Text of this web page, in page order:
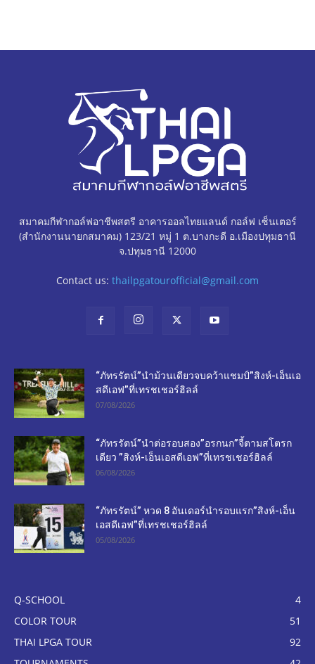
สมาคมกีฬากอล์ฟอาชีพสตรี อาคารออลไทยแลนด์ กอล์ฟ เซ็นเตอร์
(สำนักงานนายกสมาคม) 123/21 หมู่ 1 ต.บางกะดี อ.เมืองปทุมธานี
จ.ปทุมธานี 12000
Contact us: thailpgatourofficial@gmail.com
“ภัทรรัตน์”นำม้วนเดียวจบคว้าแชมป์”สิงห์-เอ็นเอ
สดีเอฟ”ที่เทรชเชอร์ฮิลล์
07/08/2026
“ภัทรรัตน์”นำต่อรอบสอง”อรกนก”จี้ตามสโตรก
เดียว ”สิงห์-เอ็นเอสดีเอฟ”ที่เทรชเชอร์ฮิลล์
06/08/2026
“ภัทรรัตน์” หวด 8 อันเดอร์นำรอบแรก”สิงห์-เอ็น
เอสดีเอฟ”ที่เทรชเชอร์ฮิลล์
05/08/2026
Q-SCHOOL
4
COLOR TOUR
51
THAI LPGA TOUR
92